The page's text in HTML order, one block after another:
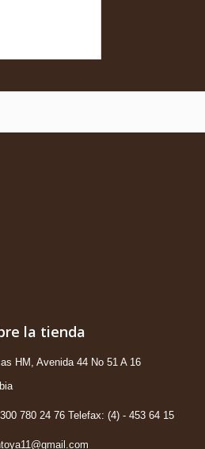
la tienda
HM, Avenida 44 No 51 A 16
300 780 24 76 Telefax: (4) - 453 64 15